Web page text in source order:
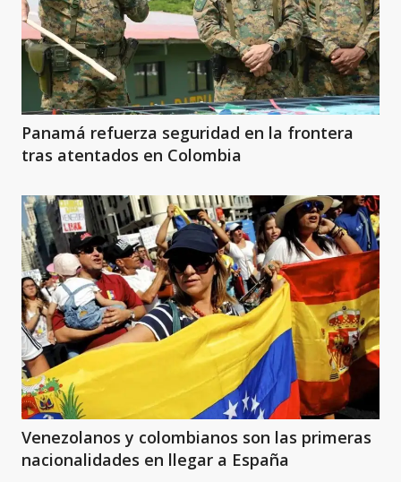
Panamá refuerza seguridad en la frontera
tras atentados en Colombia
Venezolanos y colombianos son las primeras
nacionalidades en llegar a España